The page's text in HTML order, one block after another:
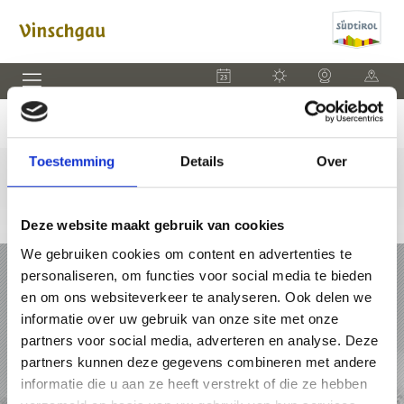
Toestemming Details Over
Deze website maakt gebruik van cookies
We gebruiken cookies om content en advertenties te
personaliseren, om functies voor social media te bieden
en om ons websiteverkeer te analyseren. Ook delen we
informatie over uw gebruik van onze site met onze
partners voor social media, adverteren en analyse. Deze
partners kunnen deze gegevens combineren met andere
informatie die u aan ze heeft verstrekt of die ze hebben
EVENEMENTEN WEER WEBCAM KAART
VAKANTIE IN VINSCHGAU
PAKKETTEN
ACCOMMODATIES